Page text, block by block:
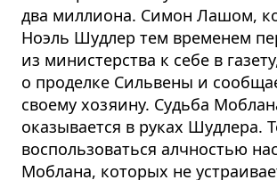
два миллиона. Симон Лашом,
Ноэль Шудлер тем временем
из министерства к себе в
о проделке Сильвены и
своему хозяину. Судьба
оказывается в руках Шудлера.
воспользоваться алчностью
Моблана, которых не